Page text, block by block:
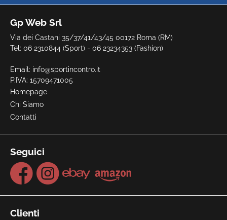
Gp Web Srl
Via dei Castani 35/37/41/43/45 00172 Roma (RM)
Tel: 06 2310844 (Sport) - 06 23234353 (Fashion)
Email: info@sportincontro.it
P.IVA: 15709471005
Homepage
Chi Siamo
Contatti
Seguici
Clienti